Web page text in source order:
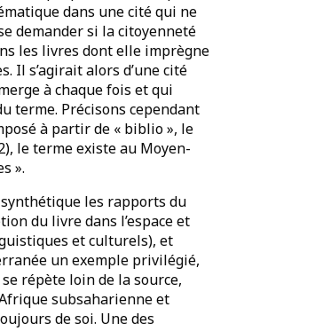
dans une cité qui ne
demander si la citoyenneté
les livres dont elle imprègne
Il s’agirait alors d’une cité
à chaque fois et qui
terme. Précisons cependant
à partir de « biblio », le
le terme existe au Moyen-
».
les rapports du
du livre dans l’espace et
et culturels), et
un exemple privilégié,
répète loin de la source,
subsaharienne et
de soi. Une des